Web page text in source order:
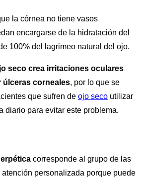
la córnea no tiene vasos
encargarse de la hidratación del
100% del lagrimeo natural del ojo.
seco crea irritaciones oculares
úlceras corneales, por lo que se
que sufren de ojo seco utilizar
diario para evitar este problema.
corresponde al grupo de las
personalizada porque puede